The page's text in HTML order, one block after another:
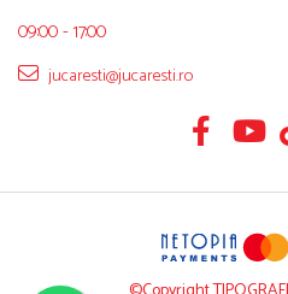
09:00 - 17:00
jucaresti@jucaresti.ro